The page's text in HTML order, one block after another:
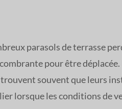
parasols de terrasse
pour être
souvent que leurs
lorsque les conditions de